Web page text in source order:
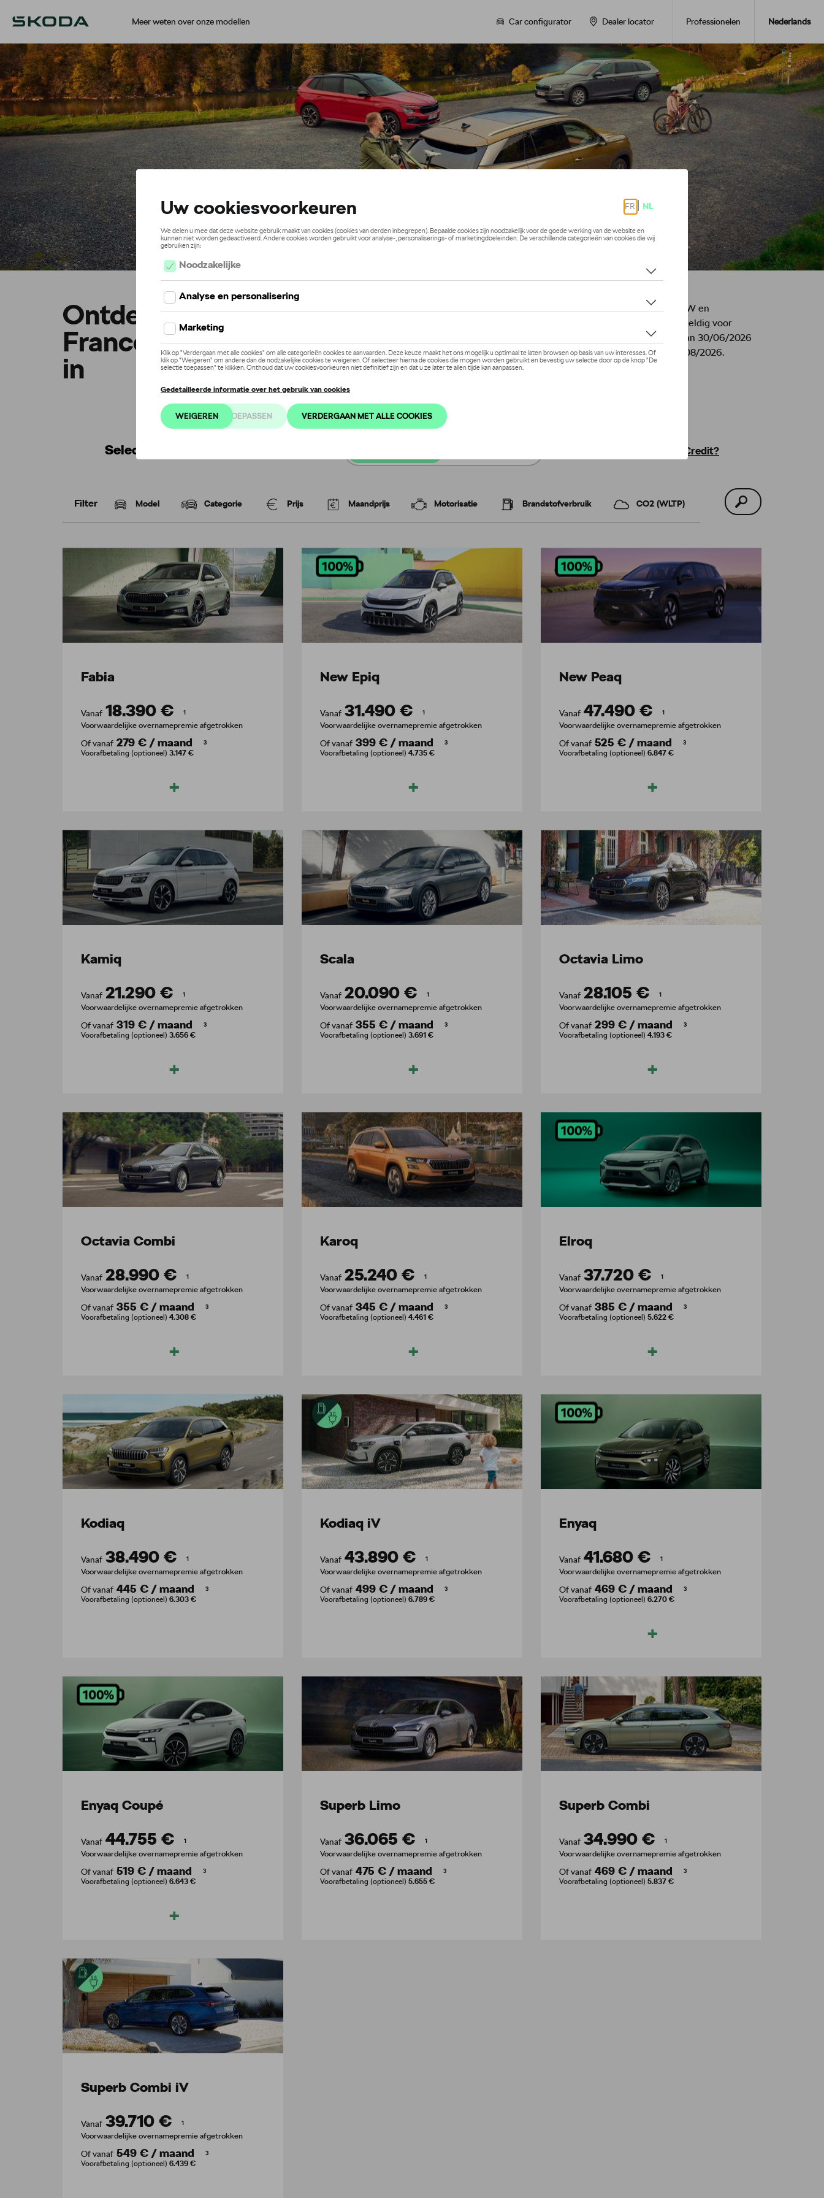
Meer weten over onze modellen Car configurator Dealer locator Professionelen Nederlands
Ontdek onze aantrekkelijke Tour de
France-bonussen en zet de laatste sprint
in
Prijzen incl. BTW en
aanbiedingen geldig voor
particulieren van 30/06/2026
tot en met 31/08/2026.
Selecteer uw financieringsoplossing Wat zijn EasyLease en AutoCredit?
Filter Model Categorie Prijs Maandprijs Motorisatie Brandstofverbruik CO2 (WLTP)
Fabia
Vanaf 18.390 € 1
Voorwaardelijke overnamepremie afgetrokken
Of vanaf 279 € /maand 3
Voorafbetaling (optioneel) 3.147 €
New Epiq
Vanaf 31.490 € 1
Voorwaardelijke overnamepremie afgetrokken
Of vanaf 399 € /maand 3
Voorafbetaling (optioneel) 4.735 €
New Peaq
Vanaf 47.490 € 1
Voorwaardelijke overnamepremie afgetrokken
Of vanaf 525 € /maand 3
Voorafbetaling (optioneel) 6.847 €
Kamiq
Vanaf 21.290 € 1
Voorwaardelijke overnamepremie afgetrokken
Of vanaf 319 € /maand 3
Voorafbetaling (optioneel) 3.656 €
Scala
Vanaf 20.090 € 1
Voorwaardelijke overnamepremie afgetrokken
Of vanaf 355 € /maand 3
Voorafbetaling (optioneel) 3.691 €
Octavia Limo
Vanaf 28.105 € 1
Voorwaardelijke overnamepremie afgetrokken
Of vanaf 299 € /maand 3
Voorafbetaling (optioneel) 4.193 €
Octavia Combi
Vanaf 28.990 € 1
Voorwaardelijke overnamepremie afgetrokken
Of vanaf 355 € /maand 3
Voorafbetaling (optioneel) 4.308 €
Karoq
Vanaf 25.240 € 1
Voorwaardelijke overnamepremie afgetrokken
Of vanaf 345 € /maand 3
Voorafbetaling (optioneel) 4.461 €
Elroq
Vanaf 37.720 € 1
Voorwaardelijke overnamepremie afgetrokken
Of vanaf 385 € /maand 3
Voorafbetaling (optioneel) 5.622 €
Kodiaq
Vanaf 38.490 € 1
Voorwaardelijke overnamepremie afgetrokken
Of vanaf 445 € /maand 3
Voorafbetaling (optioneel) 6.303 €
Kodiaq iV
Vanaf 43.890 € 1
Voorwaardelijke overnamepremie afgetrokken
Of vanaf 499 € /maand 3
Voorafbetaling (optioneel) 6.789 €
Enyaq
Vanaf 41.680 € 1
Voorwaardelijke overnamepremie afgetrokken
Of vanaf 469 € /maand 3
Voorafbetaling (optioneel) 6.270 €
Enyaq Coupé
Vanaf 44.755 € 1
Voorwaardelijke overnamepremie afgetrokken
Of vanaf 519 € /maand 3
Voorafbetaling (optioneel) 6.643 €
Superb Limo
Vanaf 36.065 € 1
Voorwaardelijke overnamepremie afgetrokken
Of vanaf 475 € /maand 3
Voorafbetaling (optioneel) 5.655 €
Superb Combi
Vanaf 34.990 € 1
Voorwaardelijke overnamepremie afgetrokken
Of vanaf 469 € /maand 3
Voorafbetaling (optioneel) 5.837 €
Superb Combi iV
Vanaf 39.710 € 1
Voorwaardelijke overnamepremie afgetrokken
Of vanaf 549 € /maand 3
Voorafbetaling (optioneel) 6.439 €